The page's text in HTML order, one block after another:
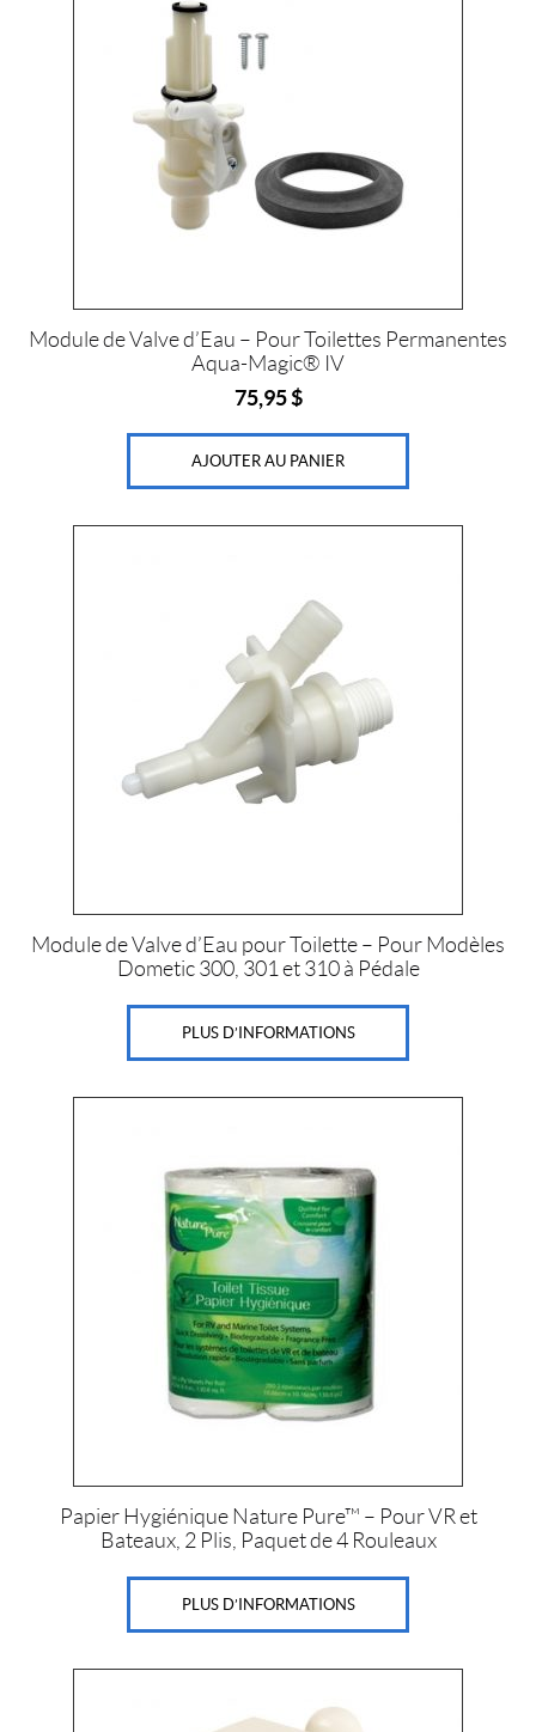
Module de Valve d’Eau – Pour Toilettes Permanentes
Aqua-Magic® IV
75,95$
AJOUTER AU PANIER
Module de Valve d’Eau pour Toilette – Pour Modèles
Dometic 300, 301 et 310 à Pédale
PLUS D’INFORMATIONS
Papier Hygiénique Nature Pure™ – Pour VR et
Bateaux, 2 Plis, Paquet de 4 Rouleaux
PLUS D’INFORMATIONS